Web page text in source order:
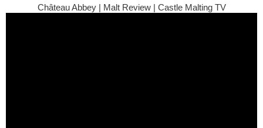
Château Abbey | Malt Review | Castle Malting TV